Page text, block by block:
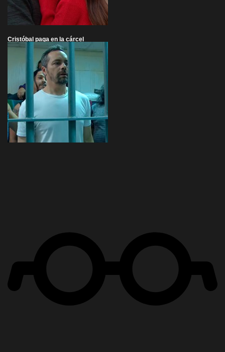
Cristóbal paga en la cárcel